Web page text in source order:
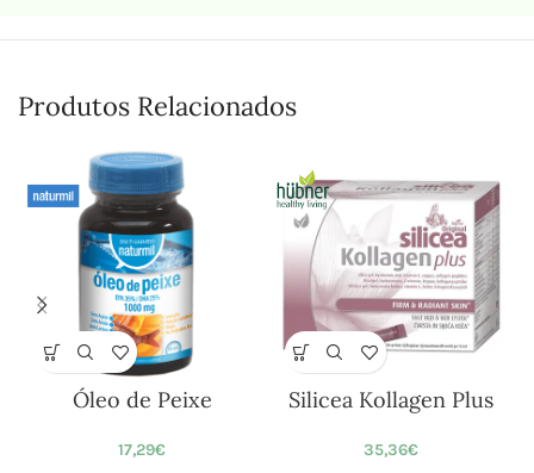
Produtos Relacionados
Óleo de Peixe
17,29€
Silicea Kollagen Plus
35,36€